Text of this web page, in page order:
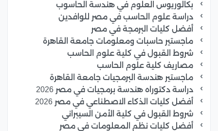
بكالوريوس العلوم في هندسة الحاسوب
دراسة علوم الحاسب في مصر للوافدين
أفضل كليات البرمجة في مصر
ماجستير حاسبات ومعلومات جامعة القاهرة
شروط القبول في كلية علوم الحاسب
مصاريف كلية علوم الحاسب
ماجستير هندسة البرمجيات جامعة القاهرة
دراسة دكتوراه هندسة برمجيات في مصر 2026
أفضل كليات الذكاء الاصطناعي في مصر 2026
شروط القبول في كلية الأمن السيبراني
أفضل كليات نظم المعلومات في مصر